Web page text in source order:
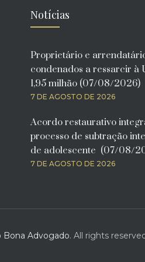
Notícias
Proprietário e
condenados a ressarcir à
1,95 milhão (07/08/2026)
7 DE AGOSTO DE 2026
Acordo restaurativo
processo de subtração
de adolescente (07/08/
7 DE AGOSTO DE 2026
Bona Advogado. All rights